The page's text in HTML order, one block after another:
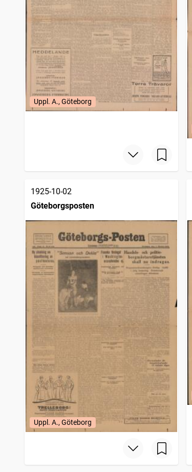
Uppl. A., Göteborg
1925-10-02
Göteborgsposten
Uppl. A., Göteborg